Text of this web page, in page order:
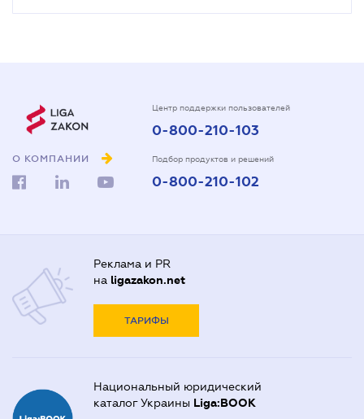
О КОМПАНИИ
Центр поддержки пользователей
0-800-210-103
Подбор продуктов и решений
0-800-210-102
Реклама и PR
на ligazakon.net
ТАРИФЫ
Национальный юридический
каталог Украины Liga:BOOK